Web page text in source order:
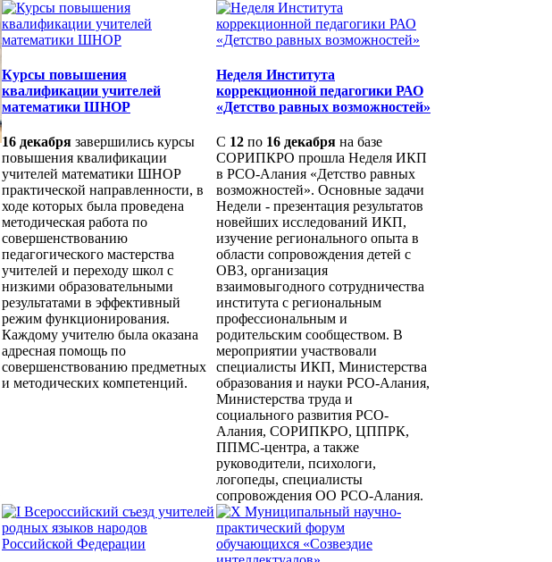
Курсы повышения
квалификации учителей
математики ШНОР
16 декабря завершились курсы
повышения квалификации
учителей математики ШНОР
практической направленности, в
ходе которых была проведена
методическая работа по
совершенствованию
педагогического мастерства
учителей и переходу школ с
низкими образовательными
результатами в эффективный
режим функционирования.
Каждому учителю была оказана
адресная помощь по
совершенствованию предметных
и методических компетенций.
Неделя Института
коррекционной педагогики РАО
«Детство равных возможностей»
С 12 по 16 декабря на базе
СОРИПКРО прошла Неделя ИКП
в РСО-Алания «Детство равных
возможностей». Основные задачи
Недели - презентация результатов
новейших исследований ИКП,
изучение регионального опыта в
области сопровождения детей с
ОВЗ, организация
взаимовыгодного сотрудничества
института с региональным
профессиональным и
родительским сообществом. В
мероприятии участвовали
специалисты ИКП, Министерства
образования и науки РСО-Алания,
Министерства труда и
социального развития РСО-
Алания, СОРИПКРО, ЦППРК,
ППМС-центра, а также
руководители, психологи,
логопеды, специалисты
сопровождения ОО РСО-Алания.